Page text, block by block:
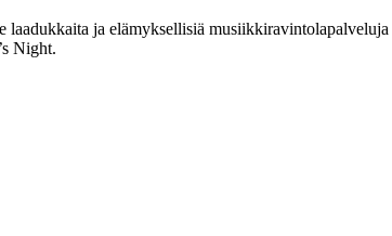
laadukkaita ja elämyksellisiä
Night.